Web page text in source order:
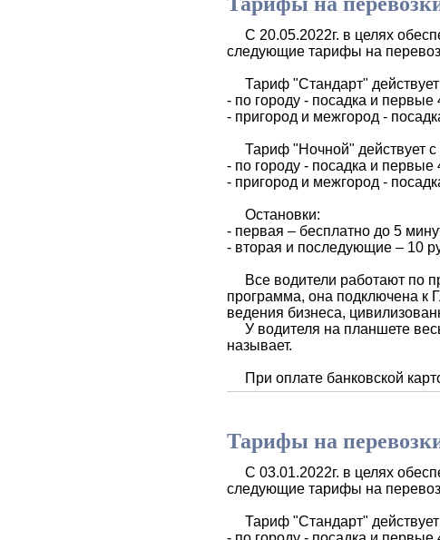
С 20.05.2022г. в целях
следующие тарифы на
Тариф "Стандарт" действует
- по городу - посадка и
- пригород и межгород -
Тариф "Ночной" действует с
- по городу - посадка и
- пригород и межгород -
Остановки:
- первая – бесплатно до 5
- вторая и последующие – 10
Все водители работают по
программа, она подключена
ведения бизнеса,
У водителя на планшете
называет.
При оплате банковской
Тарифы на перевозки
С 03.01.2022г. в целях
следующие тарифы на
Тариф "Стандарт" действует